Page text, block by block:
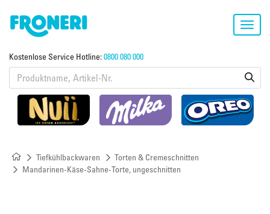
Kostenlose Service Hotline:0800 080 000
Tiefkühlbackwaren
Torten & Cremeschnitten
Mandarinen-Käse-Sahne-Torte, ungeschnitten